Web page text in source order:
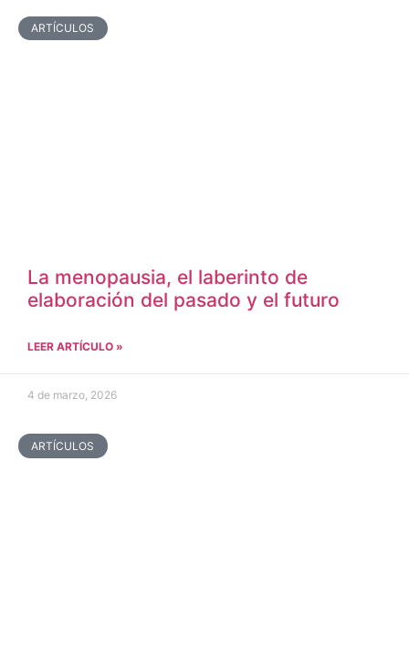
ARTÍCULOS
La menopausia, el laberinto de
elaboración del pasado y el futuro
LEER ARTÍCULO »
4 de marzo, 2026
ARTÍCULOS